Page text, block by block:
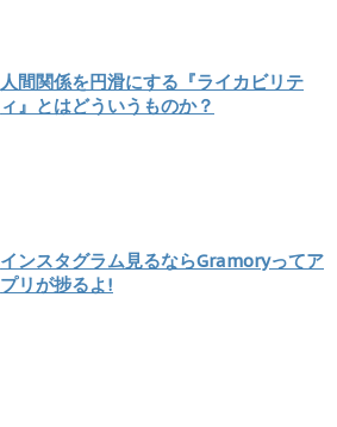
人間関係を円滑にする『ライカビリテ
ィ』とはどういうものか？
インスタグラム見るならGramoryってア
プリが捗るよ!